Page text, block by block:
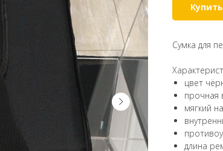
Купить
Сумка для
цвет
прочная
мягкий
длина